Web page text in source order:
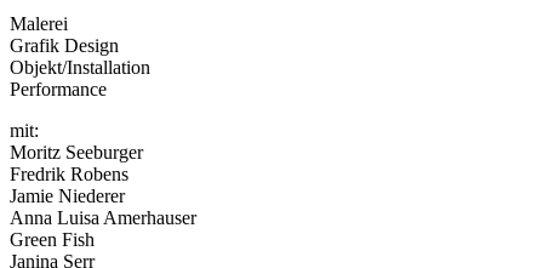
Malerei
Grafik Design
Objekt/Installation
Performance
mit:
Moritz Seeburger
Fredrik Robens
Jamie Niederer
Anna Luisa Amerhauser
Green Fish
Janina Serr